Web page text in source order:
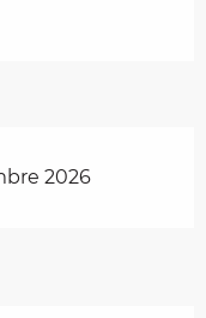
2026